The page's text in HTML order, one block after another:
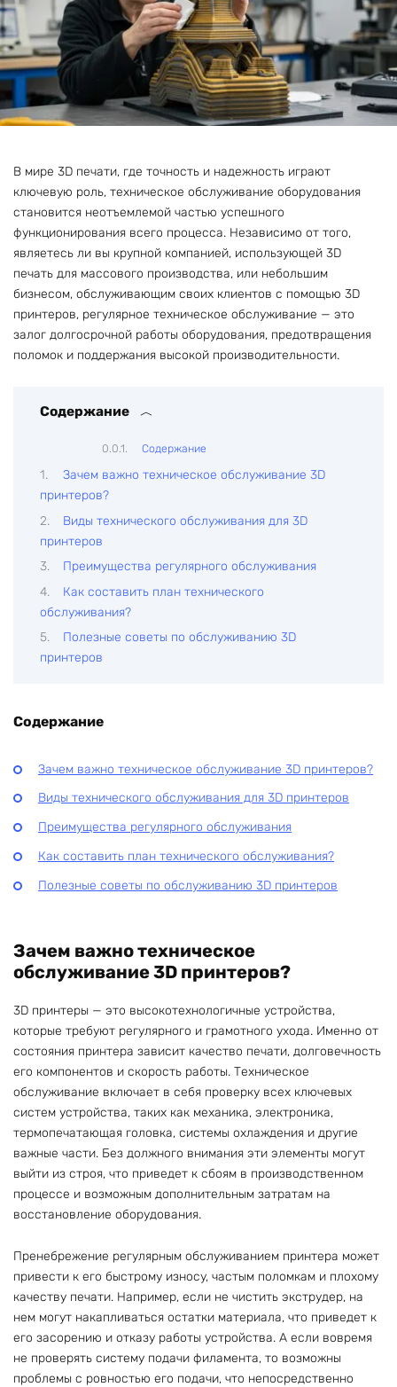
В мире 3D печати, где точность и надежность играют
ключевую роль, техническое обслуживание оборудования
становится неотъемлемой частью успешного
функционирования всего процесса. Независимо от того,
являетесь ли вы крупной компанией, использующей 3D
печать для массового производства, или небольшим
бизнесом, обслуживающим своих клиентов с помощью 3D
принтеров, регулярное техническое обслуживание — это
залог долгосрочной работы оборудования, предотвращения
поломок и поддержания высокой производительности.
Содержание
Содержание
Зачем важно техническое обслуживание 3D
принтеров?
Виды технического обслуживания для 3D
принтеров
Преимущества регулярного обслуживания
Как составить план технического
обслуживания?
Полезные советы по обслуживанию 3D
принтеров
Содержание
Зачем важно техническое обслуживание 3D принтеров?
Виды технического обслуживания для 3D принтеров
Преимущества регулярного обслуживания
Как составить план технического обслуживания?
Полезные советы по обслуживанию 3D принтеров
Зачем важно техническое
обслуживание 3D принтеров?
3D принтеры — это высокотехнологичные устройства,
которые требуют регулярного и грамотного ухода. Именно от
состояния принтера зависит качество печати, долговечность
его компонентов и скорость работы. Техническое
обслуживание включает в себя проверку всех ключевых
систем устройства, таких как механика, электроника,
термопечатающая головка, системы охлаждения и другие
важные части. Без должного внимания эти элементы могут
выйти из строя, что приведет к сбоям в производственном
процессе и возможным дополнительным затратам на
восстановление оборудования.
Пренебрежение регулярным обслуживанием принтера может
привести к его быстрому износу, частым поломкам и плохому
качеству печати. Например, если не чистить экструдер, на
нем могут накапливаться остатки материала, что приведет к
его засорению и отказу работы устройства. А если вовремя
не проверять систему подачи филамента, то возможны
проблемы с ровностью его подачи, что непосредственно